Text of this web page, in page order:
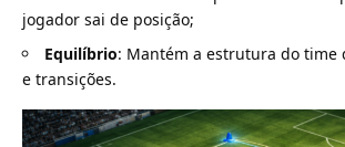
jogador sai de posição;
Equilíbrio: Mantém a estrutura do time
e transições.